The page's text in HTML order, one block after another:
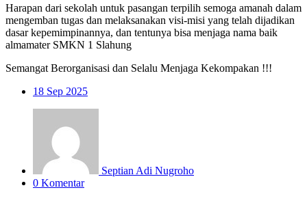
Harapan dari sekolah untuk pasangan terpilih semoga amanah dalam
mengemban tugas dan melaksanakan visi-misi yang telah dijadikan
dasar kepemimpinannya, dan tentunya bisa menjaga nama baik
almamater SMKN 1 Slahung
Semangat Berorganisasi dan Selalu Menjaga Kekompakan !!!
18 Sep 2025
Septian Adi Nugroho
0 Komentar